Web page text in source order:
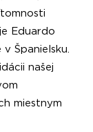
Eduardo
Španielsku.
našej
miestnym